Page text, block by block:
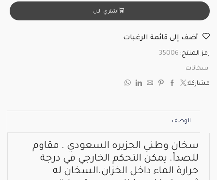
اشتري الان
أضف إلى قائمة الرغبات
رمز المنتج: 35006
سخانات
مشاركة:
الوصف
سخان وطني الجزيره السعودي . مقاوم
للصدأ. يمكن التحكم الخارجي في درجة
حرارة الماء داخل الخزان.السخان له